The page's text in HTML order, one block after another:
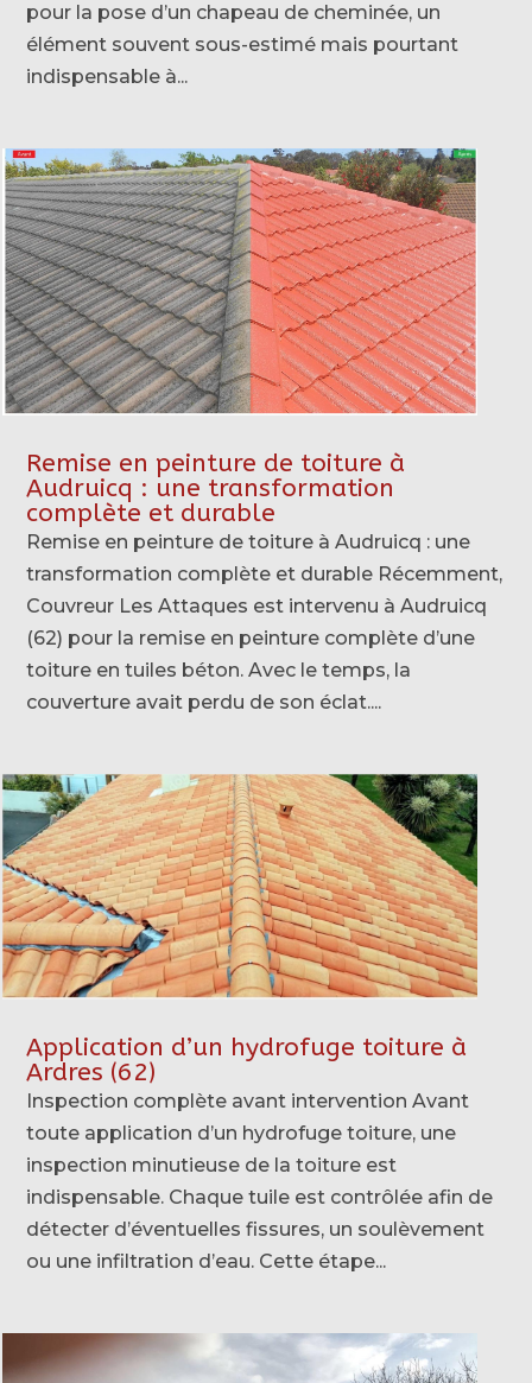
pour la pose d’un chapeau de cheminée, un
élément souvent sous-estimé mais pourtant
indispensable à...
Remise en peinture de toiture à
Audruicq : une transformation
complète et durable
Remise en peinture de toiture à Audruicq : une
transformation complète et durable Récemment,
Couvreur Les Attaques est intervenu à Audruicq
(62) pour la remise en peinture complète d’une
toiture en tuiles béton. Avec le temps, la
couverture avait perdu de son éclat....
Application d’un hydrofuge toiture à
Ardres (62)
Inspection complète avant intervention Avant
toute application d’un hydrofuge toiture, une
inspection minutieuse de la toiture est
indispensable. Chaque tuile est contrôlée afin de
détecter d’éventuelles fissures, un soulèvement
ou une infiltration d’eau. Cette étape...